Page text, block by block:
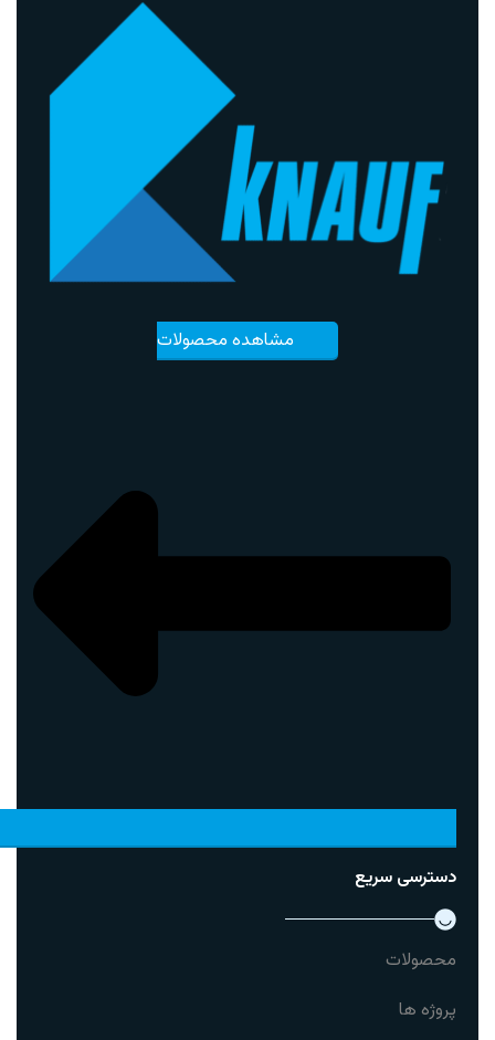
مشاهده محصولات
دسترسی سریع
محصولات
پروژه ها